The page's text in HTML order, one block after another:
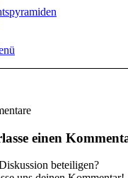
einen
beteiligen?